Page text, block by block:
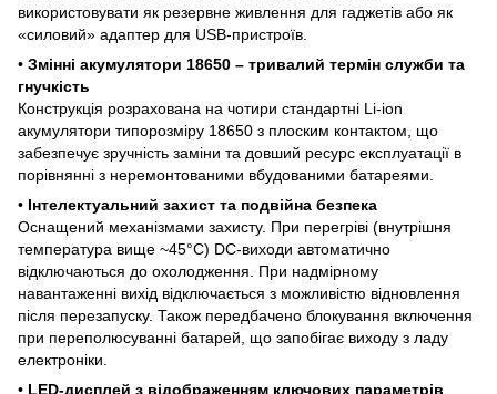
використовувати як резервне живлення для гаджетів або як
«силовий» адаптер для USB-пристроїв.
• Змінні акумулятори 18650 – тривалий термін служби та
гнучкість
Конструкція розрахована на чотири стандартні Li-ion
акумулятори типорозміру 18650 з плоским контактом, що
забезпечує зручність заміни та довший ресурс експлуатації в
порівнянні з неремонтованими вбудованими батареями.
• Інтелектуальний захист та подвійна безпека
Оснащений механізмами захисту. При перегріві (внутрішня
температура вище ~45°C) DC-виходи автоматично
відключаються до охолодження. При надмірному
навантаженні вихід відключається з можливістю відновлення
після перезапуску. Також передбачено блокування включення
при переполюсуванні батарей, що запобігає виходу з ладу
електроніки.
• LED-дисплей з відображенням ключових параметрів